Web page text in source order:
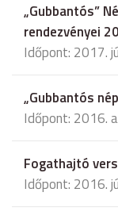
„Gubbantós”
rendezvényei
Időpont: 2017.
„Gubbantós
Időpont: 2016.
Fogathajtó
Időpont: 2016.